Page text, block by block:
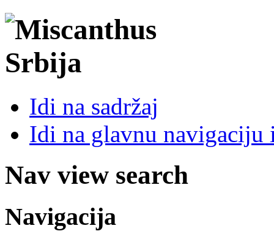
Idi na sadržaj
Idi na glavnu navigaciju
Nav view search
Navigacija